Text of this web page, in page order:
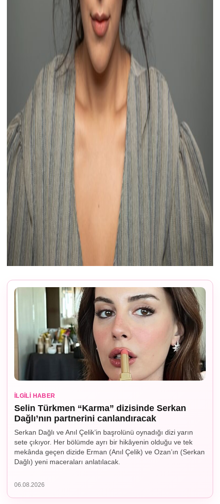
İLGILI HABER
Selin Türkmen “Karma” dizisinde Serkan
Dağlı’nın partnerini canlandıracak
Serkan Dağlı ve Anıl Çelik’in başrolünü oynadığı dizi yarın
sete çıkıyor. Her bölümde ayrı bir hikâyenin olduğu ve tek
mekânda geçen dizide Erman (Anıl Çelik) ve Ozan’ın (Serkan
Dağlı) yeni maceraları anlatılacak.
06.08.2026